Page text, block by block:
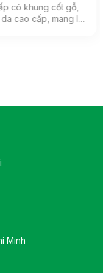
có khung cốt gỗ,
cao cấp, mang lại
nhập khẩu )
đạo cao cấp có
Minh